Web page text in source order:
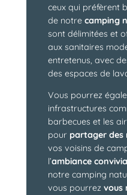
ceux qui préfèrent
de notre camping
sont délimitées et
aux sanitaires
entretenus, avec
des espaces de
Vous pourrez
infrastructures
barbecues et les
pour partager des
vos voisins de
l’ambiance
notre camping
vous pourrez vous